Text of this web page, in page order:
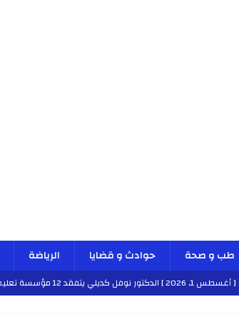
الرياضة حوادث و قضايا طب و صحة
[ أغسطس 1, 2026 ]
الدكتور نوفل كديلي يتفقد 12 مؤسسة تعليمية للإشراف على مراقبة الداخليات والمطاعم المدرسية بجهة الدار البيضاء-سطات